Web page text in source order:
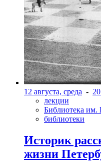
12 августа, среда -
лекции
Библиотека им.
библиотеки
Историк
жизни